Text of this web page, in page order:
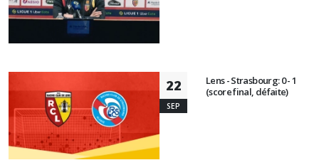
22
SEP
Lens - Strasbourg: 0 - 1
(score final, défaite)